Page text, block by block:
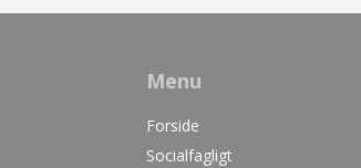
Menu
Forside
Socialfagligt